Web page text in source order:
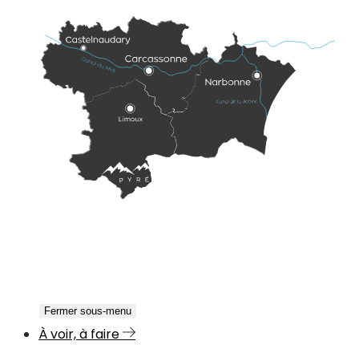
Fermer sous-menu
À voir, à faire